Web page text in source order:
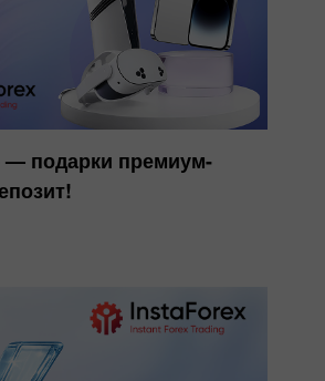
— подарки премиум-